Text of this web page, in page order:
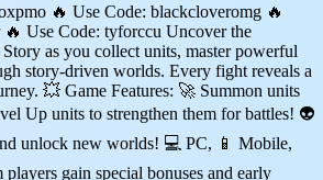
🔥 Use Code: blackcloveromg 🔥
🔥 Use Code: tyforccu Uncover the
as you collect units, master powerful
story-driven worlds. Every fight reveals a
💥 Game Features: 🚀 Summon units
Up units to strengthen them for battles! 👽
unlock new worlds! 💻 PC, 📱 Mobile,
gain special bonuses and early